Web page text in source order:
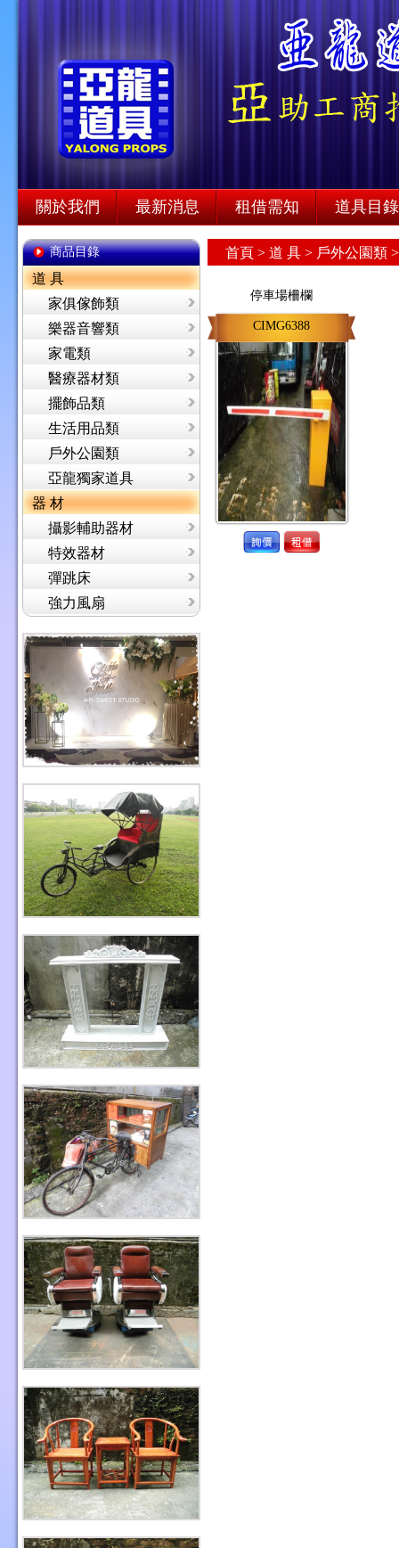
關於我們 最新消息 租借需知 道具目錄
商品目錄
道 具
家俱傢飾類
樂器音響類
家電類
醫療器材類
擺飾品類
生活用品類
戶外公園類
亞龍獨家道具
器 材
攝影輔助器材
特效器材
彈跳床
強力風扇
首頁 > 道 具 > 戶外公園類
停車場柵欄
CIMG6388